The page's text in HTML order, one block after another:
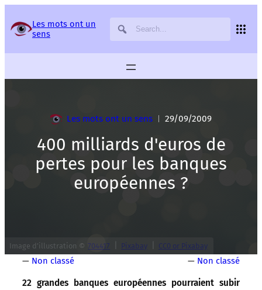
Les mots ont un
sens
Les mots ont un sens 29/09/2009
400 milliards d'euros de
pertes pour les banques
européennes ?
Image d’illustration © 704417 Pixabay CC0 or Pixabay
— Non classé — Non classé
22 grandes banques européennes pourraient subir
Panneau de gestion des services